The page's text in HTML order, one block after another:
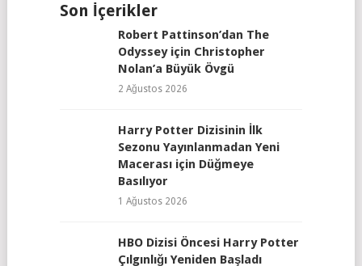
Son İçerikler
Robert Pattinson’dan The
Odyssey için Christopher
Nolan’a Büyük Övgü
2 Ağustos 2026
Harry Potter Dizisinin İlk
Sezonu Yayınlanmadan Yeni
Macerası için Düğmeye
Basılıyor
1 Ağustos 2026
HBO Dizisi Öncesi Harry Potter
Çılgınlığı Yeniden Başladı